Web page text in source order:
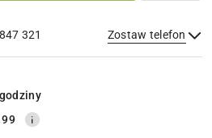
321 Zostaw telefon